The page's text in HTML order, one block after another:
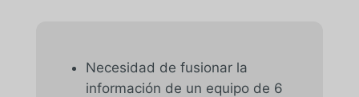
Necesidad de fusionar la
información de un equipo de 6